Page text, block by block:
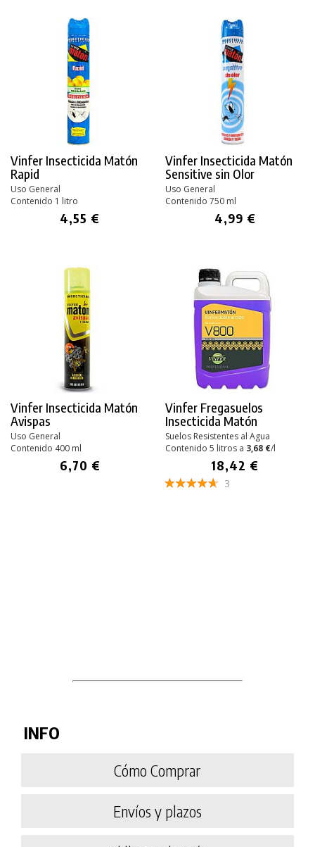
PRODUCTO AÑADIDO AL CARRITO
Vinfer Insecticida Matón
Rapid
Uso General
Contenido 1 litro
4,55 €
Vinfer Insecticida Matón
Sensitive sin Olor
Uso General
Contenido 750 ml
4,99 €
Vinfer Insecticida Matón
Avispas
Uso General
Contenido 400 ml
6,70 €
Vinfer Fregasuelos
Insecticida Matón
Suelos Resistentes al Agua
Contenido 5 litros a 3,68 €/l
18,42 €
3
INFO
Cómo Comprar
Envíos y plazos